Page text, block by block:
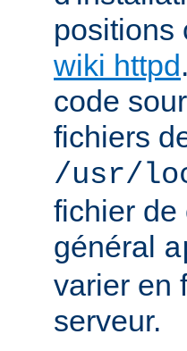
positions
wiki httpd
code
fichiers
/usr/
fichier de
général
varier en
serveur.